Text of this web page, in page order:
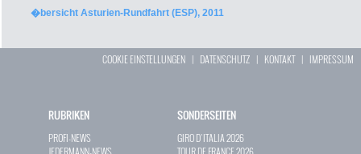
�bersicht Asturien-Rundfahrt (ESP), 2011
COOKIE EINSTELLUNGEN | DATENSCHUTZ | KONTAKT| IMPRESSUM
RUBRIKEN
PROFI-NEWS
SONDERSEITEN
GIRO D`ITALIA 2026